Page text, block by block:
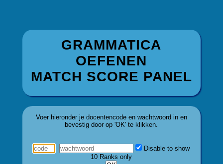
GRAMMATICA
OEFENEN
MATCH SCORE PANEL
Voer hieronder je docentencode en wachtwoord in en
bevestig door op 'OK' te klikken.
Disable to show
10 Ranks only